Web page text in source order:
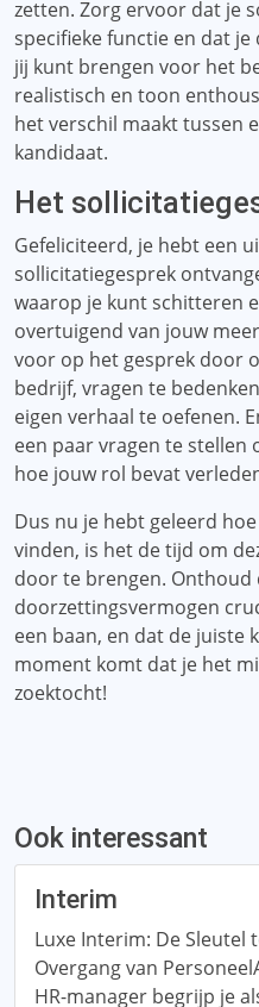
zetten. Zorg ervoor dat je
specifieke functie en dat
jij kunt brengen voor het
realistisch en toon
het verschil maakt tussen
kandidaat.
Het
Gefeliciteerd, je hebt een
sollicitatiegesprek
waarop je kunt schitteren
overtuigend van jouw
voor op het gesprek door
bedrijf, vragen te
eigen verhaal te oefenen.
een paar vragen te
hoe jouw rol bevat
Dus nu je hebt geleerd
vinden, is het de tijd om
door te brengen. Onthoud
doorzettingsvermogen
een baan, en dat de juiste
moment komt dat je het
zoektocht!
Ook interessant
Interim
Luxe Interim: De Sleutel
Overgang van
HR-manager begrijp je